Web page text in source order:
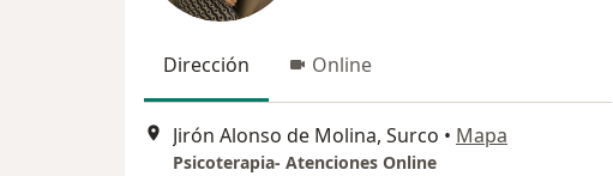
Dirección Online
Jirón Alonso de Molina, Surco • Mapa
Psicoterapia- Atenciones Online